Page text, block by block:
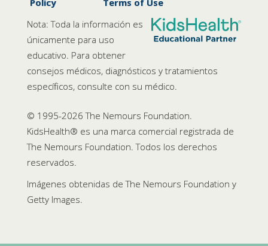
Policy
Terms of Use
Nota: Toda la información es
únicamente para uso
educativo. Para obtener
consejos médicos, diagnósticos y tratamientos
específicos, consulte con su médico.
© 1995-2026 The Nemours Foundation.
KidsHealth® es una marca comercial registrada de
The Nemours Foundation. Todos los derechos
reservados.
Imágenes obtenidas de The Nemours Foundation y
Getty Images.